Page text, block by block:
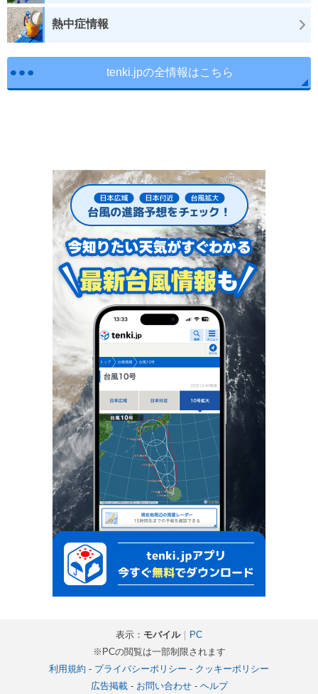
熱中症情報
tenki.jpの全情報はこちら
表示： モバイル｜ PC
※PCの閲覧は一部制限されます
利用規約 - プライバシーポリシー - クッキーポリシー
広告掲載- お問い合わせ- ヘルプ